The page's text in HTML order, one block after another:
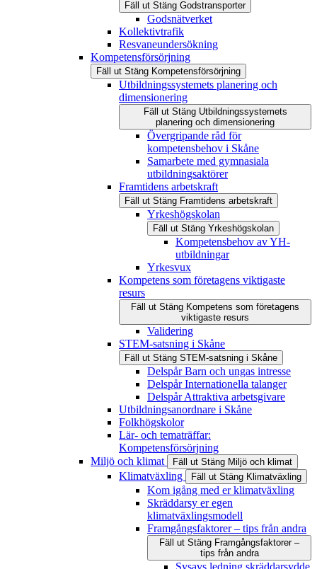
Fäll ut Stäng Godstransporter
Godsnätverket
Kollektivtrafik
Resvaneundersökning
Kompetensförsörjning
Fäll ut Stäng Kompetensförsörjning
Utbildningssystemets planering och
dimensionering
Fäll ut Stäng Utbildningssystemets
planering och dimensionering
Övergripande råd för
kompetensbehov i Skåne
Samarbete med gymnasiala
utbildningsaktörer
Framtidens arbetskraft
Fäll ut Stäng Framtidens arbetskraft
Yrkeshögskolan
Fäll ut Stäng Yrkeshögskolan
Kompetensbehov av YH-
utbildningar
Yrkesvux
Kompetens som företagens viktigaste
resurs
Fäll ut Stäng Kompetens som företagens
viktigaste resurs
Validering
STEM-satsning i Skåne
Fäll ut Stäng STEM-satsning i Skåne
Delspår Barn och ungas intresse
Delspår Internationella talanger
Delspår Attraktiva arbetsgivare
Utbildningsanordnare i Skåne
Folkhögskolor
Lär- och tematräffar:
Kompetensförsörjning
Miljö och klimat
Fäll ut Stäng Miljö och klimat
Klimatväxling Fäll ut Stäng Klimatväxling
Kom igång med er klimatväxling
Skräddarsy er egen
klimatväxlingsmodell
Framgångsfaktorer – tips från andra
Fäll ut Stäng Framgångsfaktorer –
tips från andra